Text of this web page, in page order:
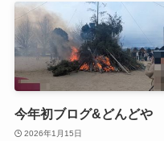
今年初ブログ&どんどや
2026年1月15日